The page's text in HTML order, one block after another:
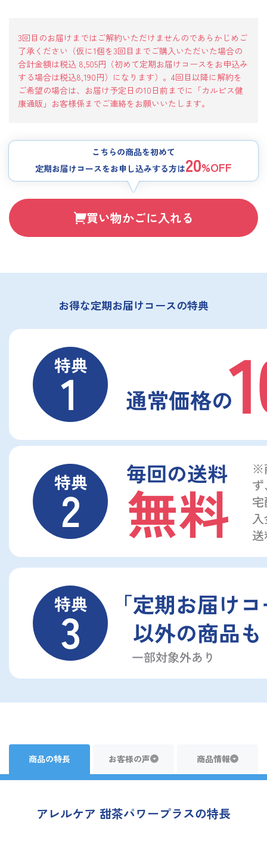
3回目のお届けまではご解約いただけませんのであらかじめご
了承ください（仮に1個を3回目までご購入いただいた場合の
合計金額は税込 8,505円（初めて定期お届けコースをお申込み
する場合は税込8,190円）になります）。4回目以降に解約を
ご希望の場合は、お届け予定日の10日前までに「カルピス健
康通販」お客様係までご連絡をお願いいたします。
こちらの商品を初めて
定期お届けコースをお申し込みする方は20%OFF
買い物かごに入れる
お得な定期お届けコースの特典
商品の特長 お客様の声 商品情報
アレルケア 甜茶パワープラスの特長